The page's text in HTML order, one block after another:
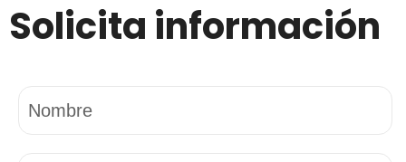
Solicita información